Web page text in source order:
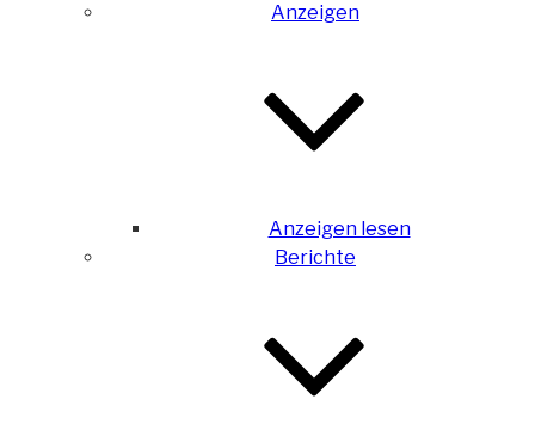
Anzeigen
Anzeigen lesen
Berichte